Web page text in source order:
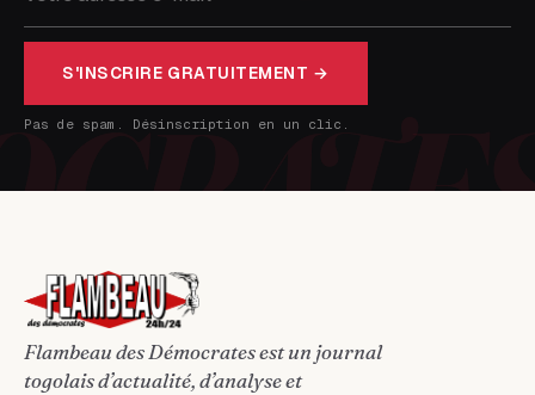
S'INSCRIRE GRATUITEMENT →
Pas de spam. Désinscription en un clic.
Flambeau des Démocrates est un journal
togolais d’actualité, d’analyse et